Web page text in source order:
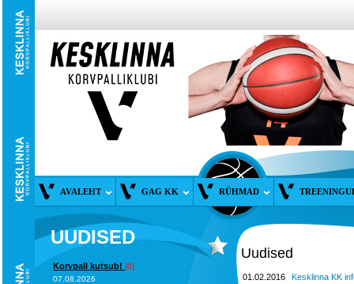
AVALEHT GAG KK RÜHMAD
UUDISED
Korvpall kutsub! (0)
07.08.2026
Uudised
01.02.2016
Kesklinna KK